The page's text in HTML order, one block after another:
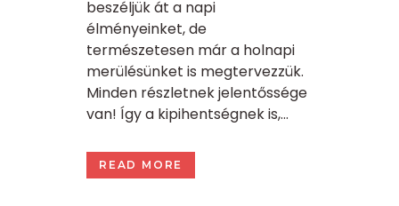
beszéljük át a napi
élményeinket, de
természetesen már a holnapi
merülésünket is megtervezzük.
Minden részletnek jelentőssége
van! Így a kipihentségnek is,...
READ MORE